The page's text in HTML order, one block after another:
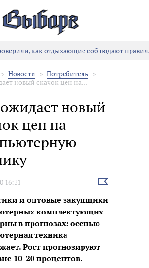
как отдыхающие соблюдают
Новости
Потребитель
новый скачок цен на...
новый
цен на
16:31
Выбрать
и оптовые закупщики
комплектующих
в прогнозах: осенью
техника
Рост прогнозируют
10-20 процентов.